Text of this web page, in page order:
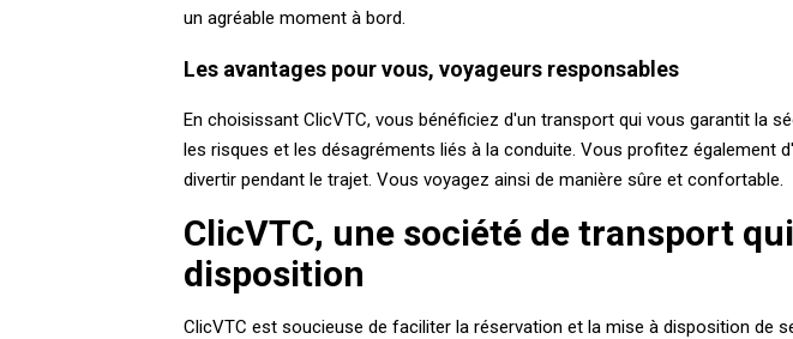
un agréable moment à bord.
Les avantages pour vous, voyageurs responsables
En choisissant ClicVTC, vous bénéficiez d'un transport qui vous garantit la
les risques et les désagréments liés à la conduite. Vous profitez également
divertir pendant le trajet. Vous voyagez ainsi de manière sûre et confortable.
ClicVTC, une société de transport
disposition
ClicVTC est soucieuse de faciliter la réservation et la mise à disposition de